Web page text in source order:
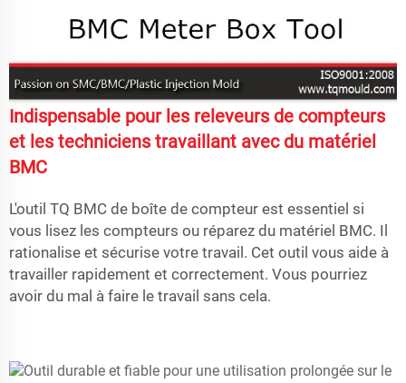
Indispensable pour les releveurs de compteurs
et les techniciens travaillant avec du matériel
BMC
L'outil TQ BMC de boîte de compteur est essentiel si
vous lisez les compteurs ou réparez du matériel BMC. Il
rationalise et sécurise votre travail. Cet outil vous aide à
travailler rapidement et correctement. Vous pourriez
avoir du mal à faire le travail sans cela.